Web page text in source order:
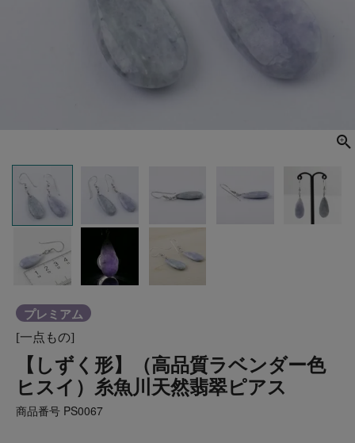
プレミアム
[一点もの]
【しずく形】（高品質ラベンダー色
ヒスイ）糸魚川天然翡翠ピアス
商品番号 PS0067